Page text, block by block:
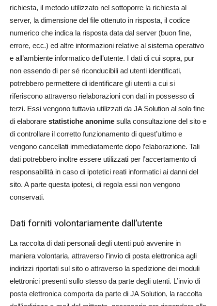
richiesta, il metodo utilizzato nel sottoporre la richiesta al
server, la dimensione del file ottenuto in risposta, il codice
numerico che indica la risposta data dal server (buon fine,
errore, ecc.) ed altre informazioni relative al sistema operativo
e all’ambiente informatico dell’utente. I dati di cui sopra, pur
non essendo di per sé riconducibili ad utenti identificati,
potrebbero permettere di identificare gli utenti a cui si
riferiscono attraverso rielaborazioni con dati in possesso di
terzi. Essi vengono tuttavia utilizzati da JA Solution al solo fine
di elaborare statistiche anonime sulla consultazione del sito e
di controllare il corretto funzionamento di quest’ultimo e
vengono cancellati immediatamente dopo l’elaborazione. Tali
dati potrebbero inoltre essere utilizzati per l’accertamento di
responsabilità in caso di ipotetici reati informatici ai danni del
sito. A parte questa ipotesi, di regola essi non vengono
conservati.
Dati forniti volontariamente dall’utente
La raccolta di dati personali degli utenti può avvenire in
maniera volontaria, attraverso l’invio di posta elettronica agli
indirizzi riportati sul sito o attraverso la spedizione dei moduli
elettronici presenti sullo stesso da parte degli utenti. L’invio di
posta elettronica comporta da parte di JA Solution, la raccolta